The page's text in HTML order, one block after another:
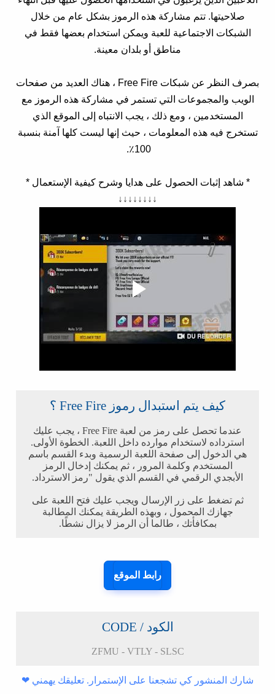
صلاحيتها. تتم مشاركة هذه الرموز بشكل عام من خلال
الشبكات الاجتماعية للعبة ويمكن استخدام بعضها فقط في
مناطق أو بلدان معينة.
بصرف النظر عن شبكات Free Fire ، هناك العديد من صفحات
الويب والمجموعات التي تستمر في مشاركة هذه الرموز مع
المستخدمين ، ومع ذلك ، يجب الانتباه إلى الموقع الذي
تستخرج فيه هذه المعلومات ، حيث إنها ليست كلها آمنة بنسبة
100٪.
* شاهد إثبات الحصول على هدايا وشرح كيفية الإستعمال *
↓↓↓↓↓↓↓↓
كيف يتم استبدال رموز Free Fire ؟
عندما تحصل على رمز من لعبة Free Fire ، يجب عليك
استرداده لاستخدام موارده داخل اللعبة. الخطوة الأولى.
هي الدخول إلى صفحة اللعبة الرسمية وبدء القسم باسم
المستخدم وكلمة المرور ، ثم يمكنك إدخال الرمز
الأبجدي الرقمي في القسم الذي يقول "رمز الاسترداد.
ثم تضغط على زر الإرسال ويجب عليك فتح اللعبة على
جهازك المحمول ، وبهذه الطريقة يمكنك المطالبة
بمكافأتك ، طالما أن الرمز لا يزال نشطًا.
رابط الموقع
الكود / CODE
ZFMU - VTLY - SLSC
شارك المنشور كي تشجعنا على الإستمرار. تعليقك يهمني ❤